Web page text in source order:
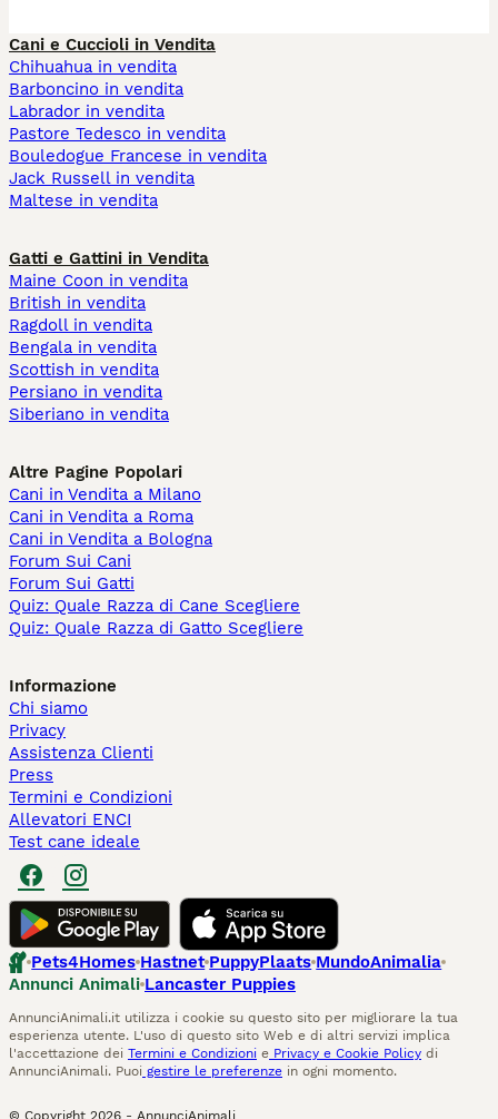
Cani e Cuccioli in Vendita
Chihuahua in vendita
Barboncino in vendita
Labrador in vendita
Pastore Tedesco in vendita
Bouledogue Francese in vendita
Jack Russell in vendita
Maltese in vendita
Gatti e Gattini in Vendita
Maine Coon in vendita
British in vendita
Ragdoll in vendita
Bengala in vendita
Scottish in vendita
Persiano in vendita
Siberiano in vendita
Altre Pagine Popolari
Cani in Vendita a Milano
Cani in Vendita a Roma
Cani in Vendita a Bologna
Forum Sui Cani
Forum Sui Gatti
Quiz: Quale Razza di Cane Scegliere
Quiz: Quale Razza di Gatto Scegliere
Informazione
Chi siamo
Privacy
Assistenza Clienti
Press
Termini e Condizioni
Allevatori ENCI
Test cane ideale
Pets4Homes Hastnet PuppyPlaats MundoAnimalia
Annunci Animali Lancaster Puppies
AnnunciAnimali.it utilizza i cookie su questo sito per migliorare la tua
esperienza utente. L'uso di questo sito Web e di altri servizi implica
l'accettazione dei Termini e Condizioni e Privacy e Cookie Policy di
AnnunciAnimali. Puoi gestire le preferenze in ogni momento.